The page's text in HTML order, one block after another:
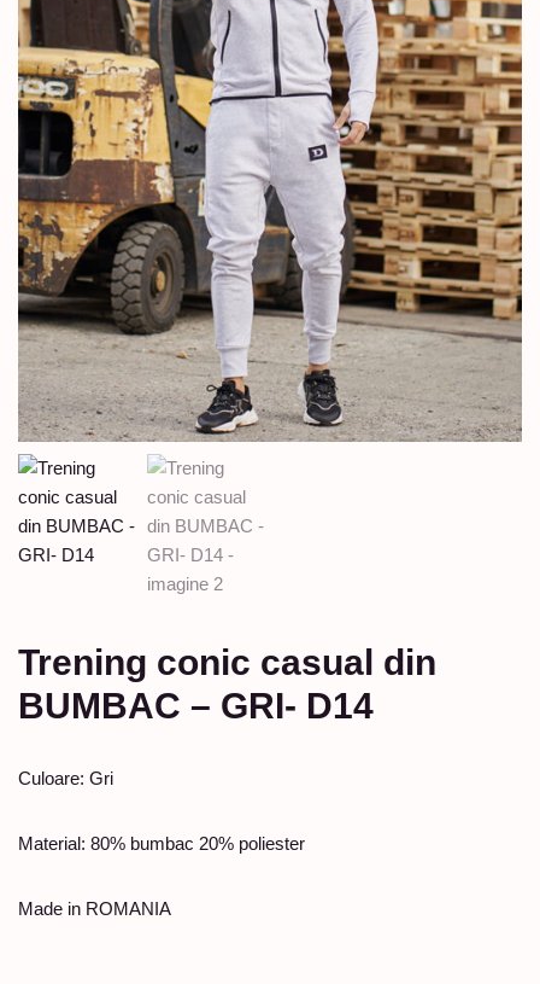
Trening conic casual din
BUMBAC – GRI- D14
Culoare: Gri
Material: 80% bumbac 20% poliester
Made in ROMANIA